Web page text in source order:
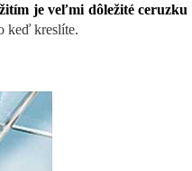
je veľmi dôležité ceruzku
keď kreslíte.